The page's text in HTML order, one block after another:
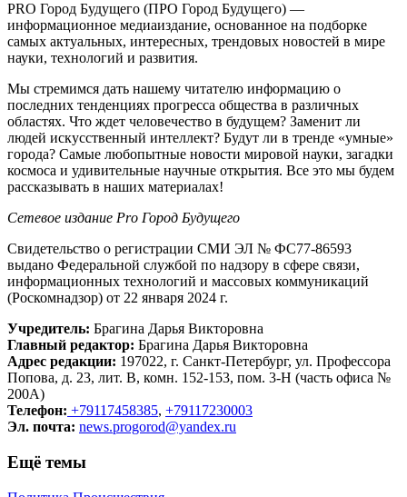
PRO Город Будущего (ПРО Город Будущего) —
информационное медиаиздание, основанное на подборке
самых актуальных, интересных, трендовых новостей в мире
науки, технологий и развития.
Мы стремимся дать нашему читателю информацию о
последних тенденциях прогресса общества в различных
областях. Что ждет человечество в будущем? Заменит ли
людей искусственный интеллект? Будут ли в тренде «умные»
города? Самые любопытные новости мировой науки, загадки
космоса и удивительные научные открытия. Все это мы будем
рассказывать в наших материалах!
Сетевое издание Рrо Город Будущего
Свидетельство о регистрации СМИ ЭЛ № ФС77-86593
выдано Федеральной службой по надзору в сфере связи,
информационных технологий и массовых коммуникаций
(Роскомнадзор) от 22 января 2024 г.
Учредитель: Брагина Дарья Викторовна
Главный редактор: Брагина Дарья Викторовна
Адрес редакции: 197022, г. Санкт-Петербург, ул. Профессора
Попова, д. 23, лит. В, комн. 152-153, пом. 3-Н (часть офиса №
200А)
Телефон: +79117458385, +79117230003
Эл. почта: news.progorod@yandex.ru
Ещё темы